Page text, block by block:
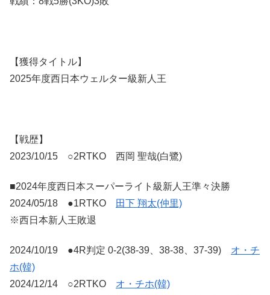
【獲得タイトル】
2025年度西日本ウェルター級新人王
【戦歴】
2023/10/15 ○2RTKO 西岡 聖哉(白鷺)
■2024年度西日本スーパーライト級新人王準々決勝
2024/05/18 ●1RTKO
田下 翔太(仲里)
※西日本新人王敗退
2024/10/19 ●4R判定 0-2(38-39、38-38、37-39) オ・チ
ホ(韓)
2024/12/14 ○2RTKO オ・チホ(韓)